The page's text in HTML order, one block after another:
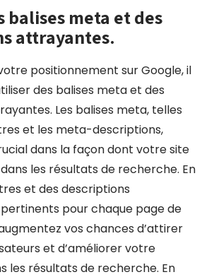
balises meta et des
attrayantes.
positionnement sur Google, il
des balises meta et des
Les balises meta, telles
et les meta-descriptions,
dans la façon dont votre site
les résultats de recherche. En
et des descriptions
pour chaque page de
vos chances d’attirer
et d’améliorer votre
les résultats de recherche. En